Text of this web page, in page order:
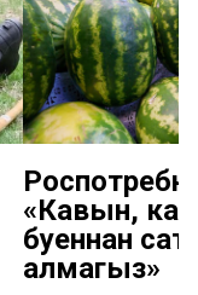
«Кавын,
буеннан
алмагыз»